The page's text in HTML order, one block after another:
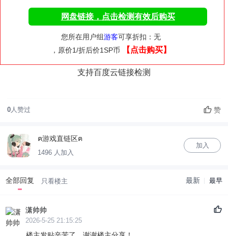
网盘链接，点击检测有效后购买
您所在用户组游客可享折扣：无
，原价1/折后价1SP币
【点击购买】
支持百度云链接检测
0人赞过 赞
ฅ游戏直链区ฅ
1496 人加入
加入
全部回复 只看楼主 最新 最早
潇帅帅
2026-5-25 21:15:25